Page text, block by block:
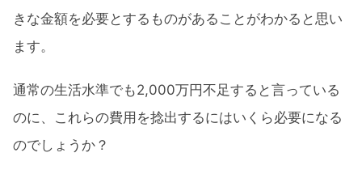
きな金額を必要とするものがあることがわかると思い
ます。
通常の生活水準でも2,000万円不足すると言っている
のに、これらの費用を捻出するにはいくら必要になる
のでしょうか？